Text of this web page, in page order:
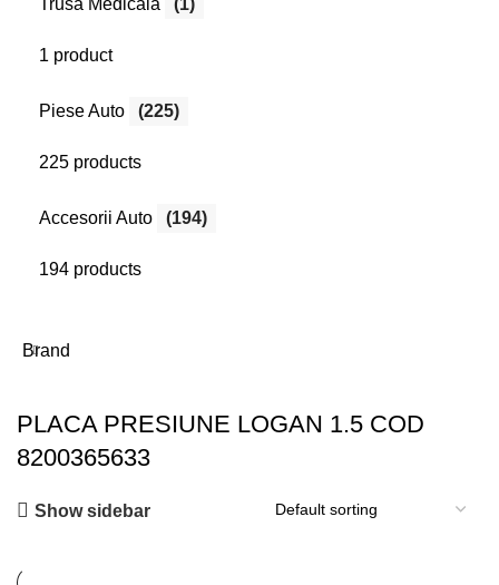
Trusa Medicala (1)
1 product
Piese Auto (225)
225 products
Accesorii Auto (194)
194 products
Brand
PLACA PRESIUNE LOGAN 1.5 COD
8200365633
Show sidebar